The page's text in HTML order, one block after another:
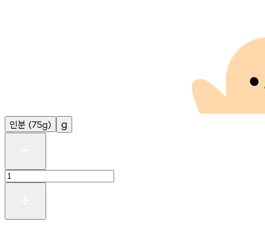
인분 (75g) g